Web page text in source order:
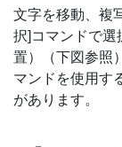
文字を移動、複
択]コマンドで選
置）（下図参照
マンドを使用す
があります。